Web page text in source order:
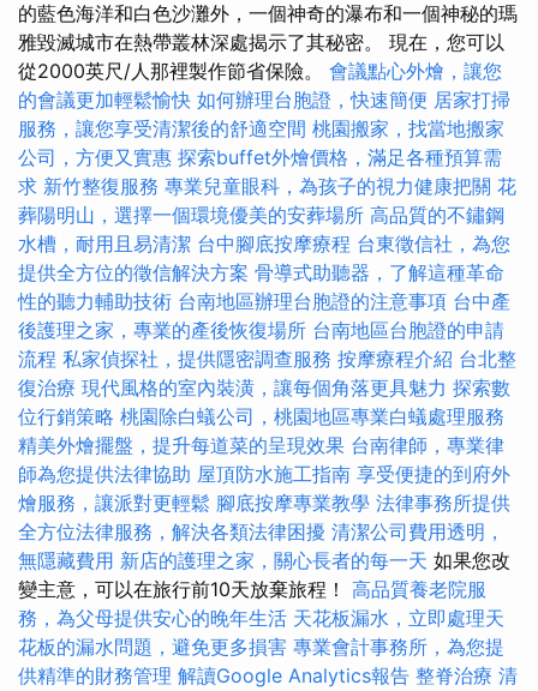
的藍色海洋和白色沙灘外，一個神奇的瀑布和一個神秘的瑪
雅毀滅城市在熱帶叢林深處揭示了其秘密。 現在，您可以
從2000英尺/人那裡製作節省保險。 會議點心外燴，讓您
的會議更加輕鬆愉快 如何辦理台胞證，快速簡便 居家打掃
服務，讓您享受清潔後的舒適空間 桃園搬家，找當地搬家
公司，方便又實惠 探索buffet外燴價格，滿足各種預算需
求 新竹整復服務 專業兒童眼科，為孩子的視力健康把關 花
葬陽明山，選擇一個環境優美的安葬場所 高品質的不鏽鋼
水槽，耐用且易清潔 台中腳底按摩療程 台東徵信社，為您
提供全方位的徵信解決方案 骨導式助聽器，了解這種革命
性的聽力輔助技術 台南地區辦理台胞證的注意事項 台中產
後護理之家，專業的產後恢復場所 台南地區台胞證的申請
流程 私家偵探社，提供隱密調查服務 按摩療程介紹 台北整
復治療 現代風格的室內裝潢，讓每個角落更具魅力 探索數
位行銷策略 桃園除白蟻公司，桃園地區專業白蟻處理服務
精美外燴擺盤，提升每道菜的呈現效果 台南律師，專業律
師為您提供法律協助 屋頂防水施工指南 享受便捷的到府外
燴服務，讓派對更輕鬆 腳底按摩專業教學 法律事務所提供
全方位法律服務，解決各類法律困擾 清潔公司費用透明，
無隱藏費用 新店的護理之家，關心長者的每一天 如果您改
變主意，可以在旅行前10天放棄旅程！ 高品質養老院服
務，為父母提供安心的晚年生活 天花板漏水，立即處理天
花板的漏水問題，避免更多損害 專業會計事務所，為您提
供精準的財務管理 解讀Google Analytics報告 整脊治療 清